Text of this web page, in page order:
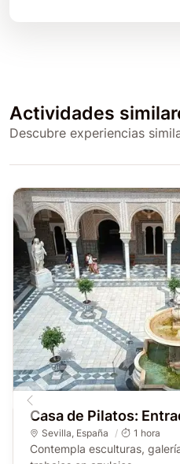
Actividades
Descubre experiencias
Casa de Pilatos:
Sevilla España 1 hora
Contempla esculturas,